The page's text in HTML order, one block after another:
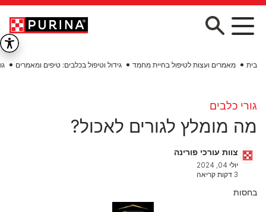
Skip to main content
בית מאמרים ועצות לטיפול בחיית מחמד גידול וטיפול בכלבים: טיפים ומאמרים
גורי כלבים
מה מומלץ לגורים לאכול?
צוות עורכי פורינה
יולי 04, 2024
3 דקות קריאה
בחסות